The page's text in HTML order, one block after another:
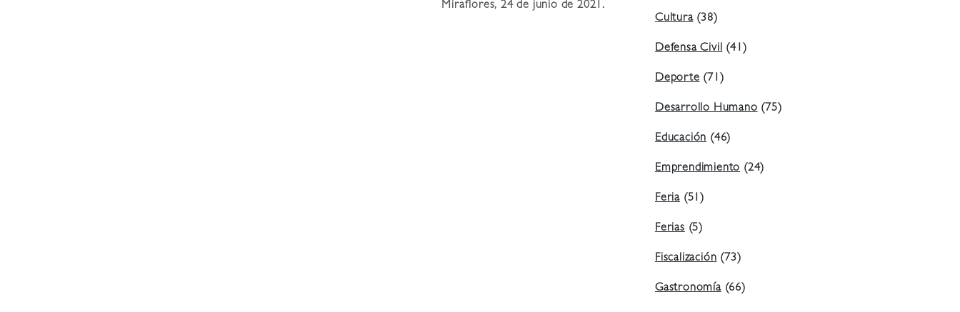
Miraflores, 24 de junio de 2021.
Cultura(38)
Defensa Civil(41)
Deporte(71)
Desarrollo Humano(75)
Educación(46)
Emprendimiento(24)
Feria (51)
Ferias(5)
Fiscalización(73)
Gastronomía(66)